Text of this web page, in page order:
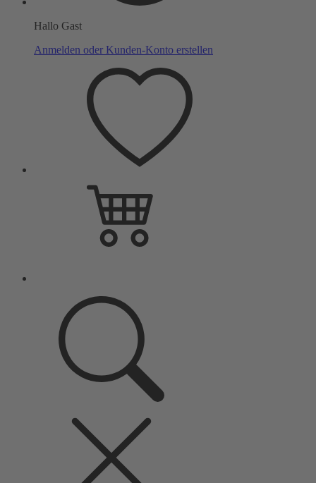
Hallo Gast
Anmelden oder Kunden-Konto erstellen